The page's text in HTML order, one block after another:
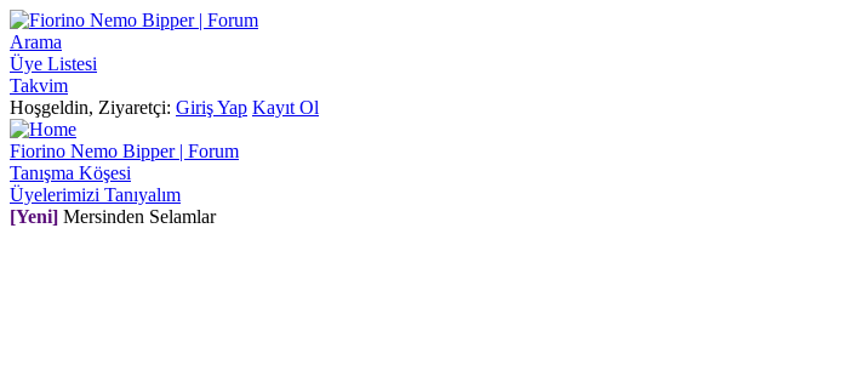
Arama
Üye Listesi
Takvim
Hoşgeldin, Ziyaretçi: Giriş Yap Kayıt Ol
Fiorino Nemo Bipper | Forum
Tanışma Köşesi
Üyelerimizi Tanıyalım
[Yeni] Mersinden Selamlar